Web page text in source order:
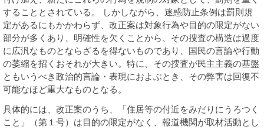
することとされている。 しかしながら、迷惑防止条例は罰則規
定があるにもかかわらず、改正案は対象行為や目的の限定がない
部分が多くあり、明確性を欠くことから、その捜査の構造は過度
に広汎なものとならざるを得ないものであり、国民の言論や行動
の萎縮を招くおそれが大きい。特に、その捜査が民主主義の基盤
ともいうべき政治的言論・表現におよぶとき、その弊害は回復不
可能なほど重大なものとなる。
具体的には、改正案のうち、「住居等の付近をみだりにうろつく
こと」（第１号）は目的の限定がなく、報道機関が取材活動とし